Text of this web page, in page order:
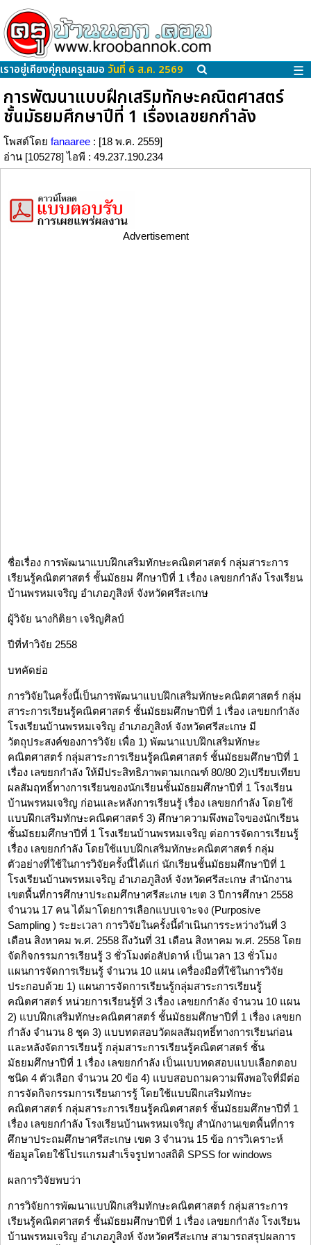
เราอยู่เคียงคู่คุณครูเสมอ วันที่ 6 ส.ค. 2569 ☰
การพัฒนาแบบฝึกเสริมทักษะคณิตศาสตร์
ชั้นมัธยมศึกษาปีที่ 1 เรื่องเลขยกกำลัง
โพสต์โดย fanaaree : [18 พ.ค. 2559]
อ่าน [105278] ไอพี : 49.237.190.234
Advertisement
ชื่อเรื่อง การพัฒนาแบบฝึกเสริมทักษะคณิตศาสตร์ กลุ่มสาระการ
เรียนรู้คณิตศาสตร์ ชั้นมัธยม ศึกษาปีที่ 1 เรื่อง เลขยกกำลัง โรงเรียน
บ้านพรหมเจริญ อำเภอภูสิงห์ จังหวัดศรีสะเกษ
ผู้วิจัย นางกิติยา เจริญศิลป์
ปีที่ทำวิจัย 2558
บทคัดย่อ
การวิจัยในครั้งนี้เป็นการพัฒนาแบบฝึกเสริมทักษะคณิตศาสตร์ กลุ่ม
สาระการเรียนรู้คณิตศาสตร์ ชั้นมัธยมศึกษาปีที่ 1 เรื่อง เลขยกกำลัง
โรงเรียนบ้านพรหมเจริญ อำเภอภูสิงห์ จังหวัดศรีสะเกษ มี
วัตถุประสงค์ของการวิจัย เพื่อ 1) พัฒนาแบบฝึกเสริมทักษะ
คณิตศาสตร์ กลุ่มสาระการเรียนรู้คณิตศาสตร์ ชั้นมัธยมศึกษาปีที่ 1
เรื่อง เลขยกกำลัง ให้มีประสิทธิภาพตามเกณฑ์ 80/80 2)เปรียบเทียบ
ผลสัมฤทธิ์ทางการเรียนของนักเรียนชั้นมัธยมศึกษาปีที่ 1 โรงเรียน
บ้านพรหมเจริญ ก่อนและหลังการเรียนรู้ เรื่อง เลขยกกำลัง โดยใช้
แบบฝึกเสริมทักษะคณิตศาสตร์ 3) ศึกษาความพึงพอใจของนักเรียน
ชั้นมัธยมศึกษาปีที่ 1 โรงเรียนบ้านพรหมเจริญ ต่อการจัดการเรียนรู้
เรื่อง เลขยกกำลัง โดยใช้แบบฝึกเสริมทักษะคณิตศาสตร์ กลุ่ม
ตัวอย่างที่ใช้ในการวิจัยครั้งนี้ได้แก่ นักเรียนชั้นมัธยมศึกษาปีที่ 1
โรงเรียนบ้านพรหมเจริญ อำเภอภูสิงห์ จังหวัดศรีสะเกษ สำนักงาน
เขตพื้นที่การศึกษาประถมศึกษาศรีสะเกษ เขต 3 ปีการศึกษา 2558
จำนวน 17 คน ได้มาโดยการเลือกแบบเจาะจง (Purposive
Sampling ) ระยะเวลา การวิจัยในครั้งนี้ดำเนินการระหว่างวันที่ 3
เดือน สิงหาคม พ.ศ. 2558 ถึงวันที่ 31 เดือน สิงหาคม พ.ศ. 2558 โดย
จัดกิจกรรมการเรียนรู้ 3 ชั่วโมงต่อสัปดาห์ เป็นเวลา 13 ชั่วโมง
แผนการจัดการเรียนรู้ จำนวน 10 แผน เครื่องมือที่ใช้ในการวิจัย
ประกอบด้วย 1) แผนการจัดการเรียนรู้กลุ่มสาระการเรียนรู้
คณิตศาสตร์ หน่วยการเรียนรู้ที่ 3 เรื่อง เลขยกกำลัง จำนวน 10 แผน
2) แบบฝึกเสริมทักษะคณิตศาสตร์ ชั้นมัธยมศึกษาปีที่ 1 เรื่อง เลขยก
กำลัง จำนวน 8 ชุด 3) แบบทดสอบวัดผลสัมฤทธิ์ทางการเรียนก่อน
และหลังจัดการเรียนรู้ กลุ่มสาระการเรียนรู้คณิตศาสตร์ ชั้น
มัธยมศึกษาปีที่ 1 เรื่อง เลขยกกำลัง เป็นแบบทดสอบแบบเลือกตอบ
ชนิด 4 ตัวเลือก จำนวน 20 ข้อ 4) แบบสอบถามความพึงพอใจที่มีต่อ
การจัดกิจกรรมการเรียนการรู้ โดยใช้แบบฝึกเสริมทักษะ
คณิตศาสตร์ กลุ่มสาระการเรียนรู้คณิตศาสตร์ ชั้นมัธยมศึกษาปีที่ 1
เรื่อง เลขยกกำลัง โรงเรียนบ้านพรหมเจริญ สำนักงานเขตพื้นที่การ
ศึกษาประถมศึกษาศรีสะเกษ เขต 3 จำนวน 15 ข้อ การวิเคราะห์
ข้อมูลโดยใช้โปรแกรมสำเร็จรูปทางสถิติ SPSS for windows
ผลการวิจัยพบว่า
การวิจัยการพัฒนาแบบฝึกเสริมทักษะคณิตศาสตร์ กลุ่มสาระการ
เรียนรู้คณิตศาสตร์ ชั้นมัธยมศึกษาปีที่ 1 เรื่อง เลขยกกำลัง โรงเรียน
บ้านพรหมเจริญ อำเภอภูสิงห์ จังหวัดศรีสะเกษ สามารถสรุปผลการ